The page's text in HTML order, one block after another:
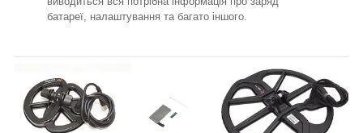
батареї, налаштування та багато іншого.